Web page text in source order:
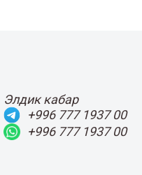
Элдик кабар
+996 777 1937 00
+996 777 1937 00